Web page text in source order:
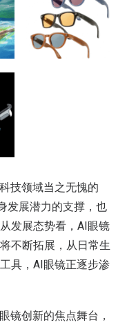
技领域当之无愧的
发展潜力的支撑，也
发展态势看，AI眼镜
不断拓展，从日常生
具，AI眼镜正逐步渗
镜创新的焦点舞台，